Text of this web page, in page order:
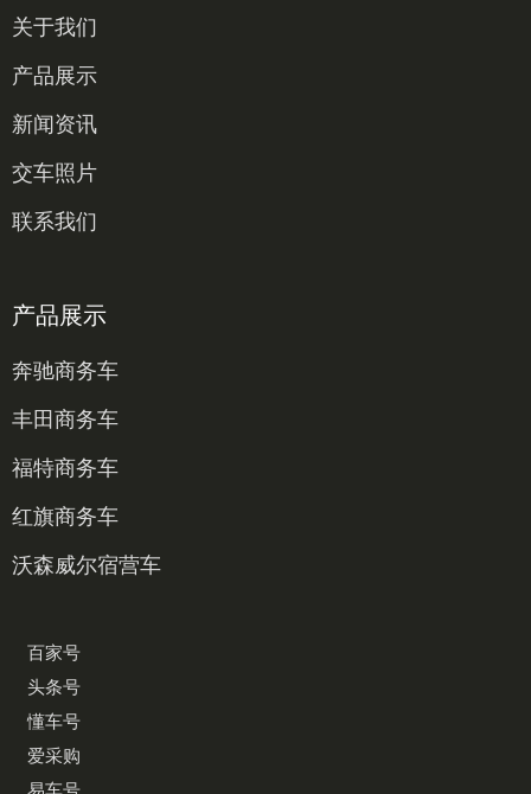
关于我们
产品展示
新闻资讯
交车照片
联系我们
产品展示
奔驰商务车
丰田商务车
福特商务车
红旗商务车
沃森威尔宿营车
百家号
头条号
懂车号
爱采购